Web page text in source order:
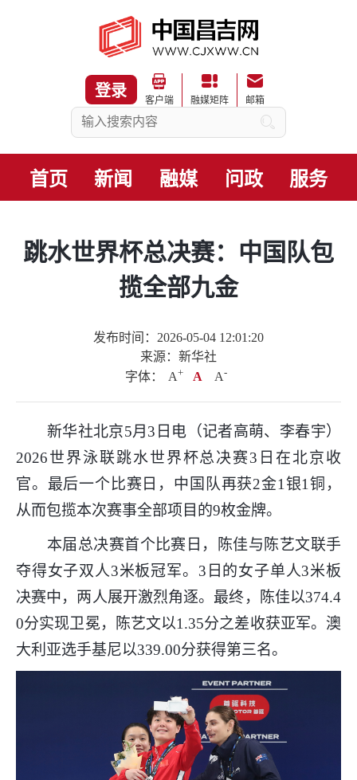
登录
客户端 融媒矩阵 邮箱
首页 新闻 融媒 问政 服务
跳水世界杯总决赛：中国队包
揽全部九金
发布时间：2026-05-04 12:01:20
来源：新华社
字体：
A+ A A-
新华社北京5月3日电（记者高萌、李春宇）
2026世界泳联跳水世界杯总决赛3日在北京收
官。最后一个比赛日，中国队再获2金1银1铜，
从而包揽本次赛事全部项目的9枚金牌。
本届总决赛首个比赛日，陈佳与陈艺文联手
夺得女子双人3米板冠军。3日的女子单人3米板
决赛中，两人展开激烈角逐。最终，陈佳以374.4
0分实现卫冕，陈艺文以1.35分之差收获亚军。澳
大利亚选手基尼以339.00分获得第三名。